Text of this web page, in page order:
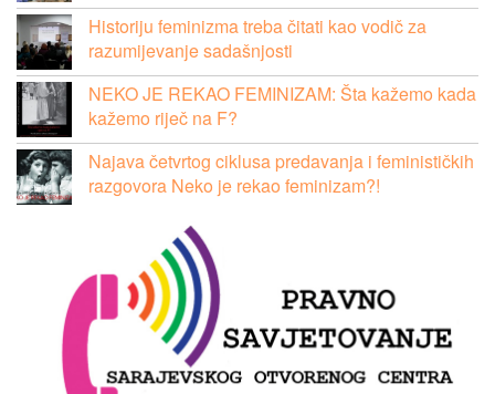
Historiju feminizma treba čitati kao vodič za
razumijevanje sadašnjosti
NEKO JE REKAO FEMINIZAM: Šta kažemo kada
kažemo riječ na F?
Najava četvrtog ciklusa predavanja i feminističkih
razgovora Neko je rekao feminizam?!